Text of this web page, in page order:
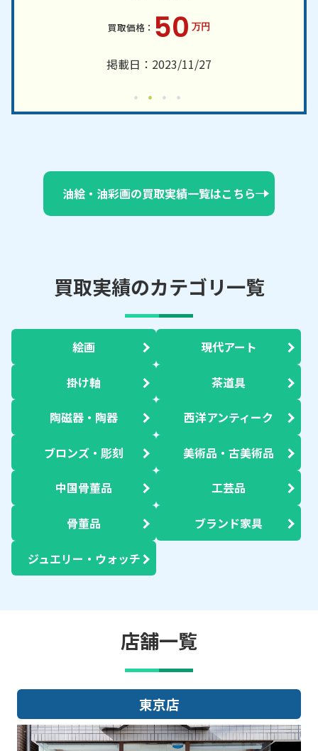
50 万円
掲載日：2023/11/27
油絵・油彩画の買取実績一覧はこちら
買取実績のカテゴリ一覧
絵画 現代アート
掛け軸 茶道具
陶磁器・陶器 西洋アンティーク
ブロンズ・彫刻 美術品・古美術品
中国骨董品 工芸品
骨董品 ブランド家具
ジュエリー・ウォッチ
店舗一覧